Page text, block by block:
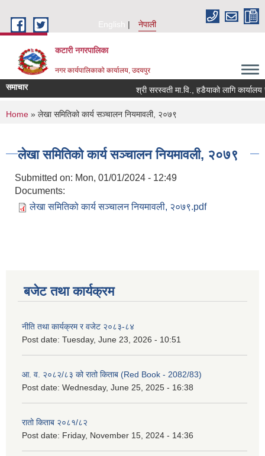
English
नेपाली
कटारी नगरपालिका
नगर कार्यपालिकाको कार्यालय, उदयपुर
समाचार श्री सरस्वती मा.वि., हडैयाको लागि कार्यालय
You are here
Home » लेखा समितिको कार्य सञ्चालन नियमावली, २०७९
लेखा समितिको कार्य सञ्चालन नियमावली, २०७९
Submitted on: Mon, 01/01/2024 - 12:49
Documents:
लेखा समितिको कार्य सञ्चालन नियमावली, २०७९.pdf
बजेट तथा कार्यक्रम
नीति तथा कार्यक्रम र वजेट २०८३-८४
Post date: Tuesday, June 23, 2026 - 10:51
आ. व. २०८२/८३ को रातो किताब (Red Book - 2082/83)
Post date: Wednesday, June 25, 2025 - 16:38
रातो किताब २०८१/८२
Post date: Friday, November 15, 2024 - 14:36